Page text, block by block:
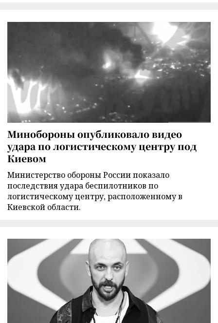
Минобороны опубликовало видео
удара по логистическому центру под
Киевом
Министерство обороны России показало
последствия удара беспилотников по
логистическому центру, расположенному в
Киевской области.